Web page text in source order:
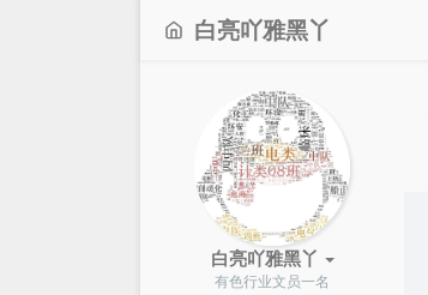
白亮吖雅黑丫
白亮吖雅黑丫
有色行业文员一名